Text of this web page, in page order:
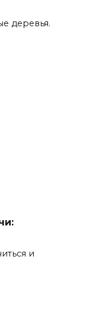
деревья.
и